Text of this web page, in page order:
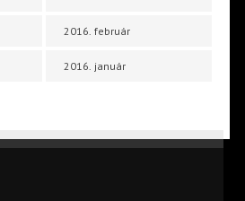
2016. február
2016. január